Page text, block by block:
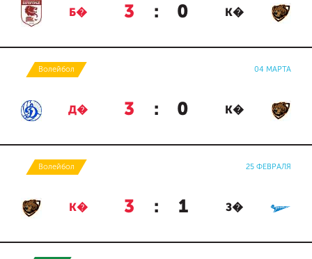
Б� 3 : 0 К�
Волейбол 04 МАРТА
Д� 3 : 0 К�
Волейбол 25 ФЕВРАЛЯ
К� 3 : 1 З�